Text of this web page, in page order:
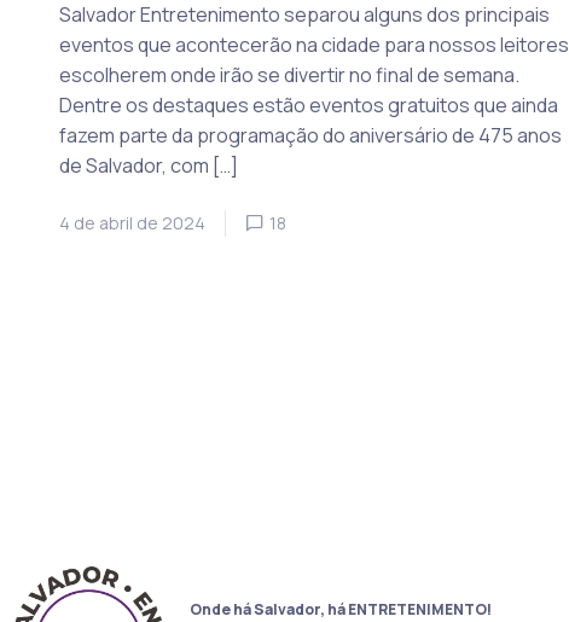
Salvador Entretenimento separou alguns dos principais
eventos que acontecerão na cidade para nossos leitores
escolherem onde irão se divertir no final de semana.
Dentre os destaques estão eventos gratuitos que ainda
fazem parte da programação do aniversário de 475 anos
de Salvador, com […]
4 de abril de 2024 18
Onde há Salvador, há ENTRETENIMENTO!